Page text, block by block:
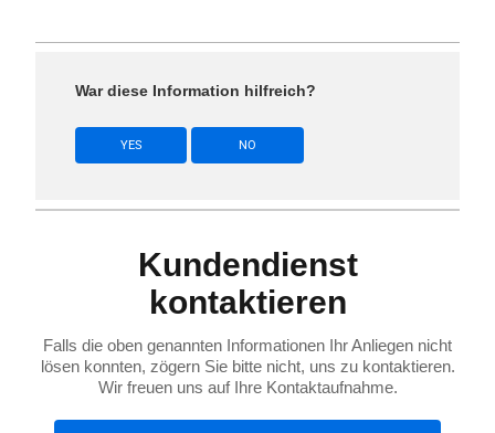
War diese Information hilfreich?
YES NO
Kundendienst
kontaktieren
Falls die oben genannten Informationen Ihr Anliegen nicht
lösen konnten, zögern Sie bitte nicht, uns zu kontaktieren.
Wir freuen uns auf Ihre Kontaktaufnahme.